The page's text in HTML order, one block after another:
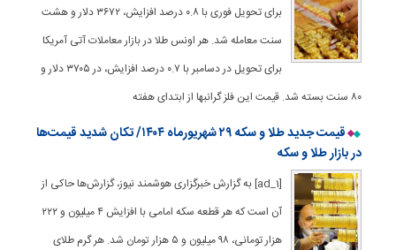
برای تحویل فوری با ۰.۸ درصد افزایش، ۳۶۷۲ دلار و هشت
سنت معامله شد. هر اونس طلا در بازار معاملات آتی آمریکا
برای تحویل در دسامبر با ۰.۷ درصد افزایش، در ۳۷۰۵ دلار و
۸۰ سنت بسته شد. قیمت‌ این فلز گرانبها از ابتدای هفته
قیمت جدید طلا و سکه ۲۹ شهریورماه ۱۴۰۴/ تکان شدید قیمت‌ها
در بازار طلا و سکه
[ad_1] به گزارش خبرگزاری هوشمند نیوز، گزارش‌ها حاکی از
آن است که هر قطعه سکه امامی با افزایش ۴ میلیون و ۲۲۲
هزار تومانی، ۹۸ میلیون و ۵ هزار تومان شد. هر گرم طلای